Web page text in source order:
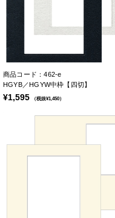
商品コード：462-e
HGYB／HGYW中枠【四切】
¥1,595 （税抜¥1,450）